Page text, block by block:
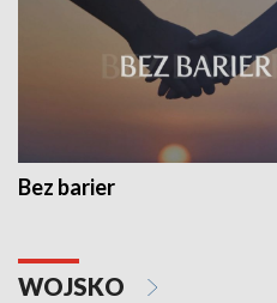
Bez barier
WOJSKO